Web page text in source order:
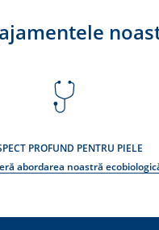
PROFUND PENTRU PIELE
abordarea noastră